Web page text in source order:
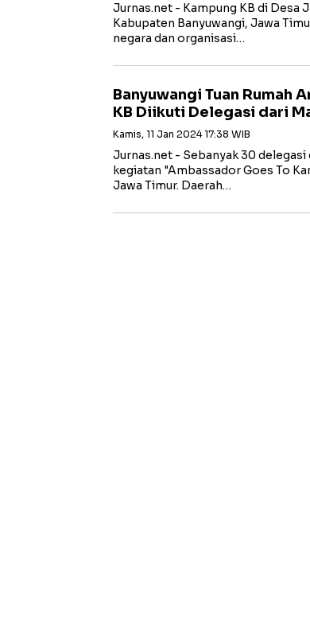
Jurnas.net - Kampung KB di Desa
Kabupaten Banyuwangi, Jawa
negara dan organisasi…
Banyuwangi Tuan Rumah
KB Diikuti Delegasi dari
Kamis, 11 Jan 2024 17:38 WIB
Jurnas.net - Sebanyak 30
kegiatan "Ambassador Goes To
Jawa Timur. Daerah…